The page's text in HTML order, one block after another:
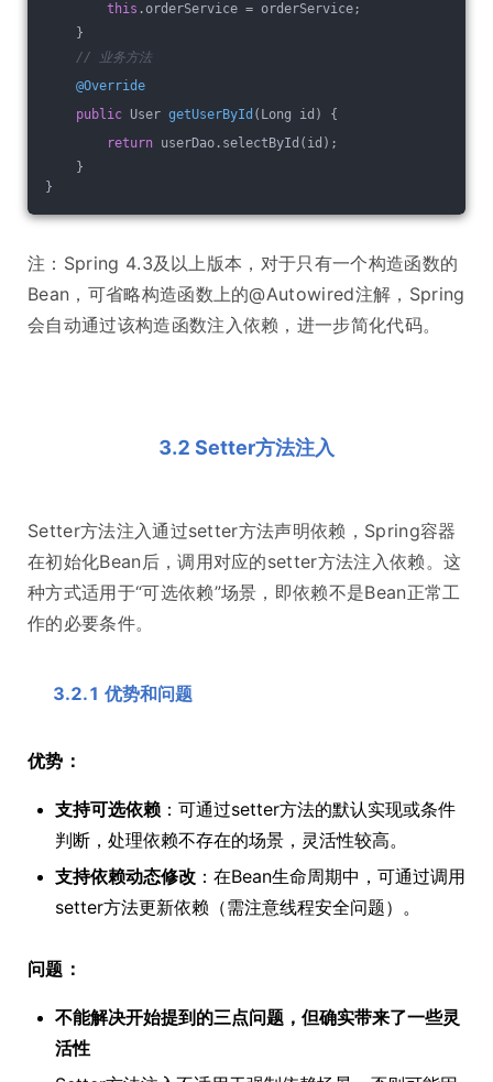
this .orderService = orderService;
}
// 业务方法
@Override
public User getUserById (Long id)
{
return userDao.selectById(id);
}
}
注：Spring 4.3及以上版本，对于只有一个构造函数的
Bean，可省略构造函数上的@Autowired注解，Spring
会自动通过该构造函数注入依赖，进一步简化代码。
3.2 Setter方法注入
Setter方法注入通过setter方法声明依赖，Spring容器
在初始化Bean后，调用对应的setter方法注入依赖。这
种方式适用于“可选依赖”场景，即依赖不是Bean正常工
作的必要条件。
3.2.1 优势和问题
优势：
支持可选依赖 ：可通过setter方法的默认实现或条件
判断，处理依赖不存在的场景，灵活性较高。
支持依赖动态修改 ：在Bean生命周期中，可通过调用
setter方法更新依赖（需注意线程安全问题）。
问题：
不能解决开始提到的三点问题，但确实带来了一些灵
活性